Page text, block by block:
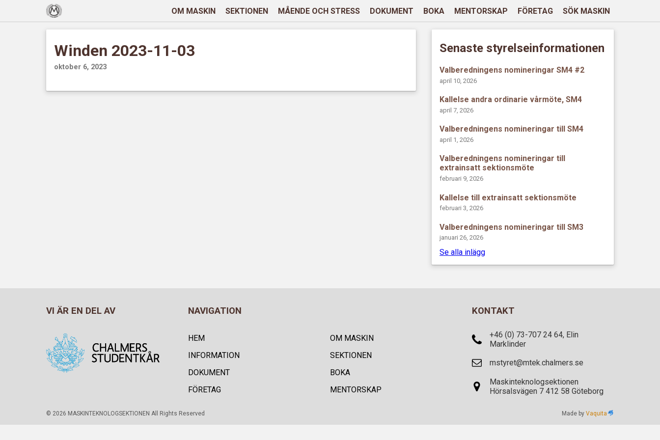
OM MASKIN SEKTIONEN MÅENDE OCH STRESS DOKUMENT BOKA MENTORSKAP FÖRETAG SÖK MASKIN
Winden 2023-11-03
oktober 6, 2023
Senaste styrelseinformationen
Valberedningens nomineringar SM4 #2
april 10, 2026
Kallelse andra ordinarie vårmöte, SM4
april 7, 2026
Valberedningens nomineringar till SM4
april 1, 2026
Valberedningens nomineringar till
extrainsatt sektionsmöte
februari 9, 2026
Kallelse till extrainsatt sektionsmöte
februari 3, 2026
Valberedningens nomineringar till SM3
januari 26, 2026
Se alla inlägg
VI ÄR EN DEL AV NAVIGATION
HEM
OM MASKIN
INFORMATION
SEKTIONEN
DOKUMENT
BOKA
FÖRETAG
MENTORSKAP
KONTAKT
+46 (0) 73-707 24 64, Elin
Marklinder
mstyret@mtek.chalmers.se
Maskinteknologsektionen
Hörsalsvägen 7 412 58 Göteborg
© 2026 MASKINTEKNOLOGSEKTIONEN All Rights Reserved Made byVaquita